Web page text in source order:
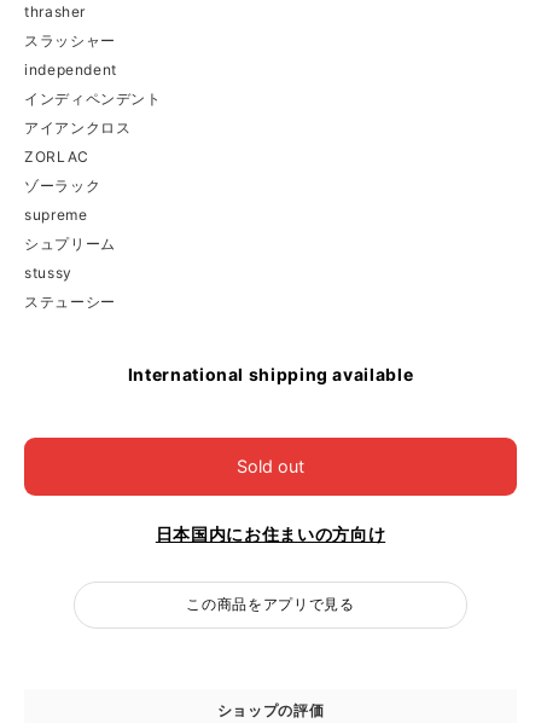
thrasher
スラッシャー
independent
インディペンデント
アイアンクロス
ZORLAC
ゾーラック
supreme
シュプリーム
stussy
ステューシー
International shipping available
Sold out
日本国内にお住まいの方向け
この商品をアプリで見る
ショップの評価